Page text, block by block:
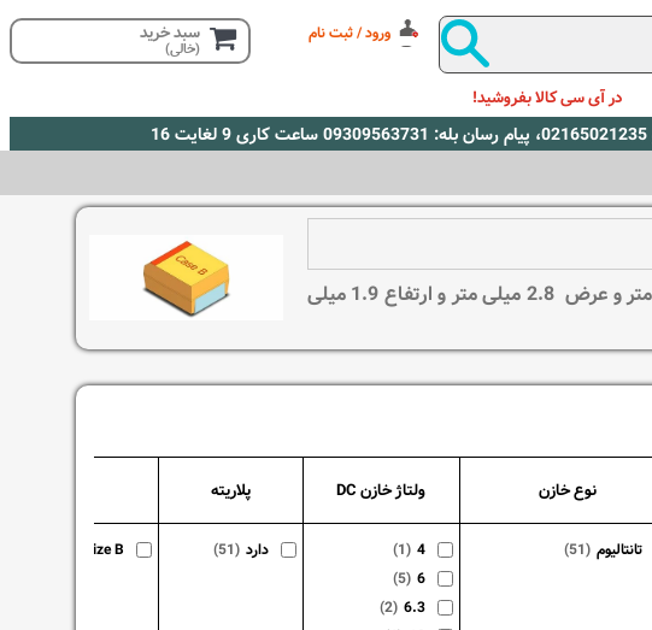
ورود / ثبت نام سبد خرید
(خالی)
در آی سی کالا بفروشید!
در این بخش انواع خازن تانتالیوم SMD سایز B با طول 3.5 میلی متر و عرض 2.8 میلی متر و ارتفاع 1.9 میلی
نوع خازن
تانتالیوم (51)
ولتاژ خازن DC
4
(1)
6
(5)
6.3
(2)
پلاریته
دارد (51)
Size B